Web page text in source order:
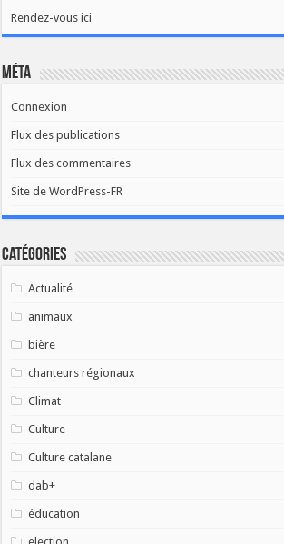
Rendez-vous ici
Méta
Connexion
Flux des publications
Flux des commentaires
Site de WordPress-FR
Catégories
Actualité
animaux
bière
chanteurs régionaux
Climat
Culture
Culture catalane
dab+
éducation